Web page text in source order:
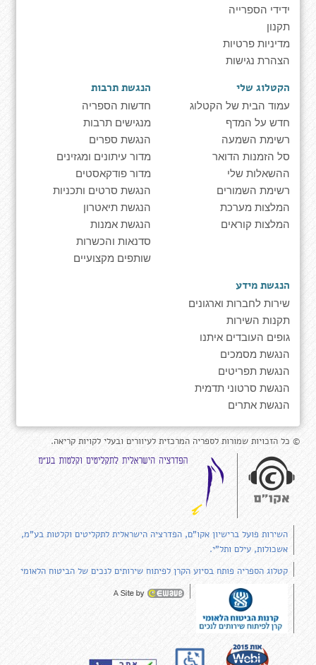
ידידי הספרייה
תקנון
מדיניות פרטיות
הצהרת נגישות
הקטלוג שלי
עמוד הבית של הקטלוג
חדש על המדף
רשימת השמעה
סל הזמנות הדואר
ההשאלות שלי
רשימת השמורים
המלצות מערכת
המלצות קוראים
הנגשת תרבות
חדשות הספריה
מנגישים תרבות
הנגשת ספרים
מדור עיתונים ומגזינים
מדור פודקאסטים
הנגשת סרטים ותכניות
הנגשת תיאטרון
הנגשת אמנות
סדנאות והכשרות
שותפים מקצועיים
הנגשת מידע
שירות לחברות וארגונים
תקנות השירות
גופים העובדים איתנו
הנגשת מסמכים
הנגשת תפריטים
הנגשת סרטוני תדמית
הנגשת אתרים
© כל הזכויות שמורות לספריה המרכזית לעיוורים ובעלי לקויות קריאה.
השירות פועל ברישיון אקו"ם, הפדרציה הישראלית לתקליטים וקלטות בע"מ,
אשכולות, עילם ותל"י.
קטלוג הספריה פותח בסיוע הקרן לפיתוח שירותים לנכים של הביטוח הלאומי